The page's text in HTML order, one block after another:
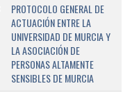
PROTOCOLO GENERAL DE
ACTUACIÓN ENTRE LA
UNIVERSIDAD DE MURCIA Y
LA ASOCIACIÓN DE
PERSONAS ALTAMENTE
SENSIBLES DE MURCIA